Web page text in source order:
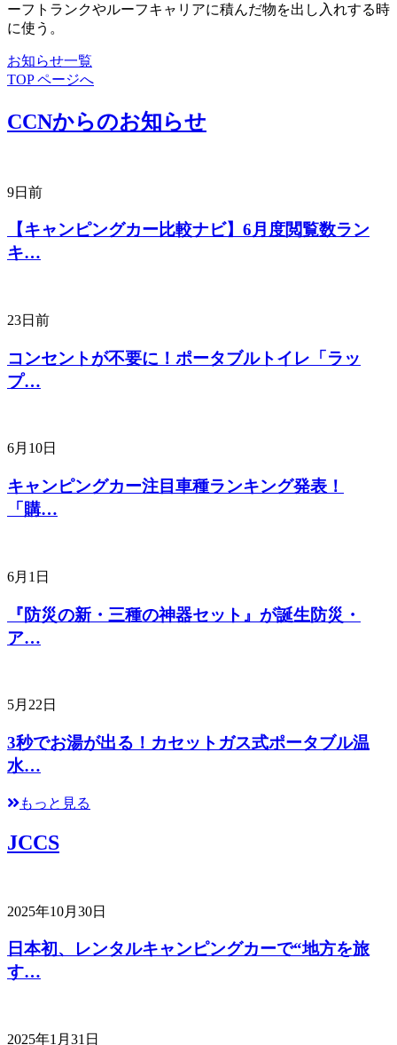
ーフトランクやルーフキャリアに積んだ物を出し入れする時
に使う。
お知らせ一覧
TOP ページへ
CCNからのお知らせ
9日前
【キャンピングカー比較ナビ】6月度閲覧数ラン
キ…
23日前
コンセントが不要に！ポータブルトイレ「ラッ
プ…
6月10日
キャンピングカー注目車種ランキング発表！
「購…
6月1日
『防災の新・三種の神器セット』が誕生防災・
ア…
5月22日
3秒でお湯が出る！カセットガス式ポータブル温
水…
もっと見る
JCCS
2025年10月30日
日本初、レンタルキャンピングカーで“地方を旅
す…
2025年1月31日